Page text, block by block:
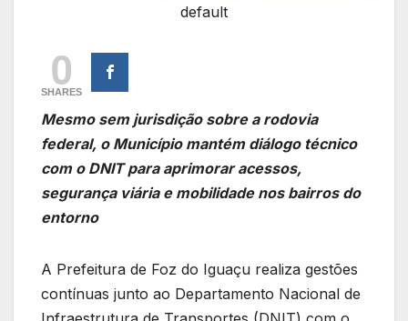
default
0
SHARES
Mesmo sem jurisdição sobre a rodovia
federal, o Município mantém diálogo técnico
com o DNIT para aprimorar acessos,
segurança viária e mobilidade nos bairros do
entorno
A Prefeitura de Foz do Iguaçu realiza gestões
contínuas junto ao Departamento Nacional de